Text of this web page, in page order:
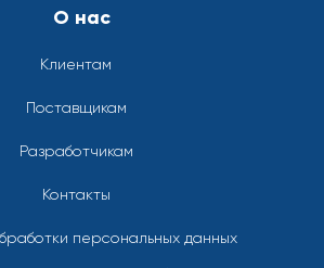
О нас
Клиентам
Поставщикам
Разработчикам
Контакты
персональных данных